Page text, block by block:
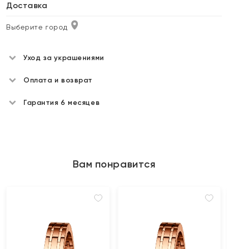
Доставка
Выберите город
Уход за украшениями
Оплата и возврат
Гарантия 6 месяцев
Вам понравится